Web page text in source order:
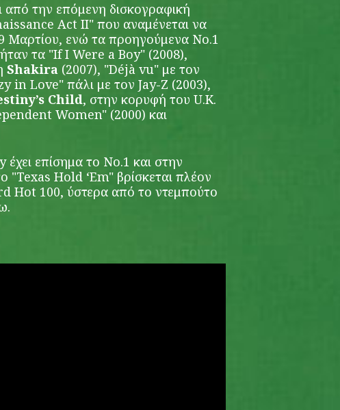
την επόμενη δισκογραφική
Act II" που αναμένεται να
Μαρτίου, ενώ τα προηγούμενα Νο.1
τα "If I Were a Boy" (2008),
Shakira (2007), "Déjà vu" με τον
in Love" πάλι με τον Jay-Z (2003),
Child, στην κορυφή του U.K.
Women" (2000) και
έχει επίσημα το Νο.1 και στην
"Texas Hold ‘Em" βρίσκεται πλέον
Hot 100, ύστερα από το ντεμπούτο